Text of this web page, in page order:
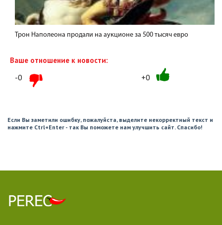
Трон Наполеона продали на аукционе за 500 тысяч евро
Ваше отношение к новости:
-0 +0
Если Вы заметили ошибку, пожалуйста, выделите некорректный текст и
нажмите Ctrl+Enter - так Вы поможете нам улучшить сайт. Спасибо!